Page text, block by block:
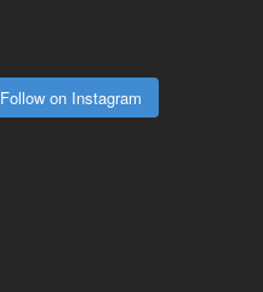
Follow on Instagram